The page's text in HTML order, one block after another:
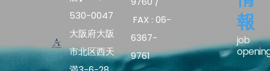
530-0047
大阪府大阪
市北区西天
FAX : 06-
6367-
9761
報
job